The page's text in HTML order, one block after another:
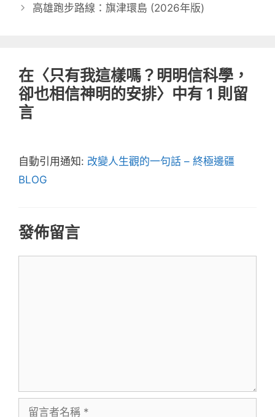
高雄跑步路線：旗津環島 (2026年版)
在〈只有我這樣嗎？明明信科學，
卻也相信神明的安排〉中有 1 則留
言
自動引用通知: 改變人生觀的一句話 – 終極邊疆
BLOG
發佈留言